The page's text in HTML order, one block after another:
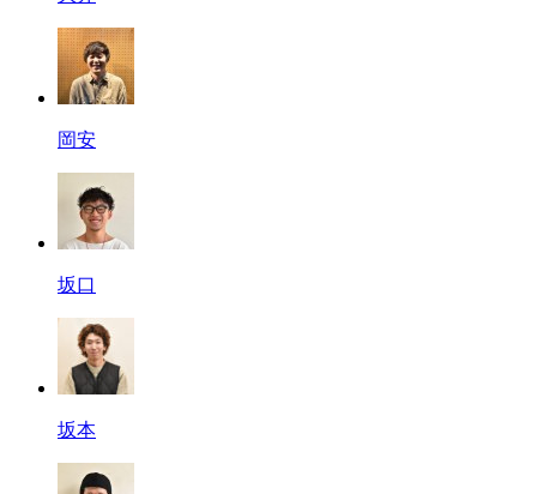
岡安
坂口
坂本